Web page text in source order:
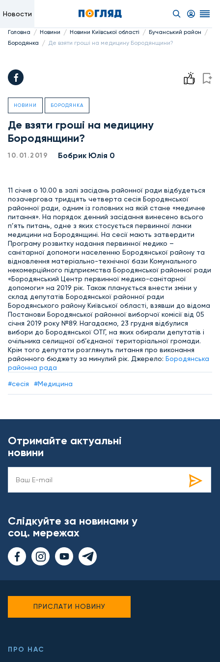
Новости
Головна / Новини / Новини Київської області / Бучанський район /
Бородянка / Де взяти гроші на медицину Бородянщини?
НОВИНИ БОРОДЯНКА
Де взяти гроші на медицину
Бородянщини?
10.01.2019 Бобрик Юлія 0
11 січня о 10.00 в залі засідань районної ради відбудеться
позачергова тридцять четверта сесія Бородянської
районної ради, одним із головних на якій стане «медичне
питання». На порядок денний засідання винесено всього
п’ять питань, одне з яких стосується первинної ланки
медицини на Бородянщині. На сесії мають затвердити
Програму розвитку надання первинної медико –
санітарної допомоги населенню Бородянської району та
відновлення матеріально-технічної бази Комунального
некомерційного підприємства Бородянської районної ради
«Бородянський Центр первинної медико-санітарної
допомоги» на 2019 рік. Також планується внести зміни у
склад депутатів Бородянської районної ради
Бородянського району Київської області, взявши до відома
Постанови Бородянської районної виборчої комісії від 05
січня 2019 року №89. Нагадаємо, 23 грудня відбулися
вибори до Бородянської ОТГ, на яких обирали депутатів і
очільника селищної об’єднаної територіальної громади.
Крім того депутати розглянуть питання про виконання
районного бюджету за минулий рік. Джерело: Бородянська
районна рада
#сесія #Медицина
Отримайте актуальні
новини
Слідкуйте за новинами у
соц. мережах
ПРО НАС
ПРИСЛАТИ НОВИНУ